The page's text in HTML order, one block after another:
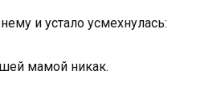
и устало усмехнулась:
мамой никак.